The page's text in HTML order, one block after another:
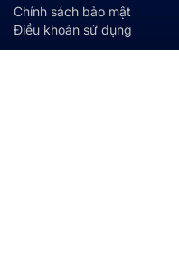
Chính sách bảo mật
Điều khoản sử dụng